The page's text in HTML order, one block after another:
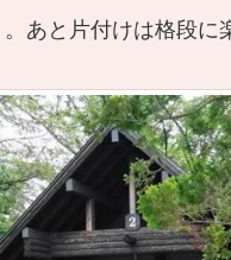
あと片付けは格段に